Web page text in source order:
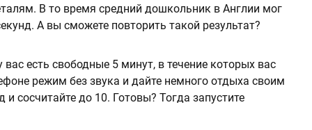
В то время средний дошкольник в Англии мог
А вы сможете повторить такой результат?
есть свободные 5 минут, в течение которых вас
режим без звука и дайте немного отдыха своим
сосчитайте до 10. Готовы? Тогда запустите